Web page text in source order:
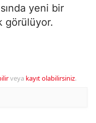
yeni bir
görülüyor.
veya kayıt olabilirsiniz.